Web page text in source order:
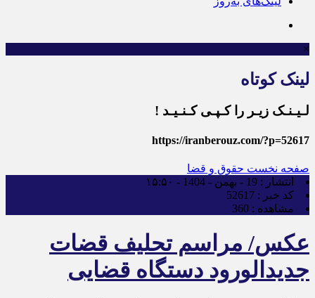
×
لینک کوتاه
لـیـنـک زیـر را کـپـی کـنـیـد !
https://iranberouz.com/?p=52617
صفحه نخست حقوق و قضا
انتشار : 19 - بهمن - 1404 - ۱۵:۵۰
کد خبر : 52617
مشاهده : 360
عکس/ مراسم تحلیف قضات
جدیدالورود دستگاه قضایی